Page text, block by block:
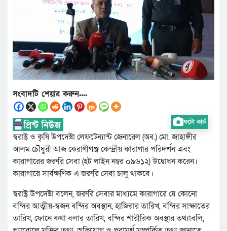
ফটো কার্ড
সংবাদটি শেয়ার করুন....
স্বরাষ্ট্র ও কৃষি উপদেষ্টা লেফটেন্যান্ট জেনারেল (অব.) মো. জাহাঙ্গীর
আলম চৌধুরী আজ কেরাণীগঞ্জ কেন্দ্রীয় কারাগার পরিদর্শন এবং
কারাগারের জরুরি সেবা (হট লাইন নম্বর ০৯৬১২) উদ্বোধন করেন।
কারাগারে সার্বক্ষণিক এ জরুরি সেবা চালু থাকবে।
স্বরাষ্ট্র উপদেষ্টা বলেন, জরুরি সেবার মাধ্যমে কারাগারে যে কোনো
বন্দির আত্মীয়-স্বজন বন্দির অবস্থান, হাজিরার তারিখ, বন্দির সাক্ষাতের
তারিখ, ফোনে কথা বলার তারিখ, বন্দির শারীরিক অবস্থার তথ্যাবলি,